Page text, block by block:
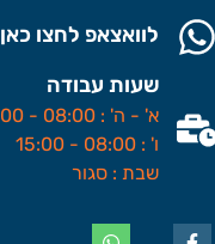
לוואצאפ לחצו כאן
שעות עבודה
א' - ה' : 08:00 - 23:00
ו' : 08:00 - 15:00
שבת : סגור